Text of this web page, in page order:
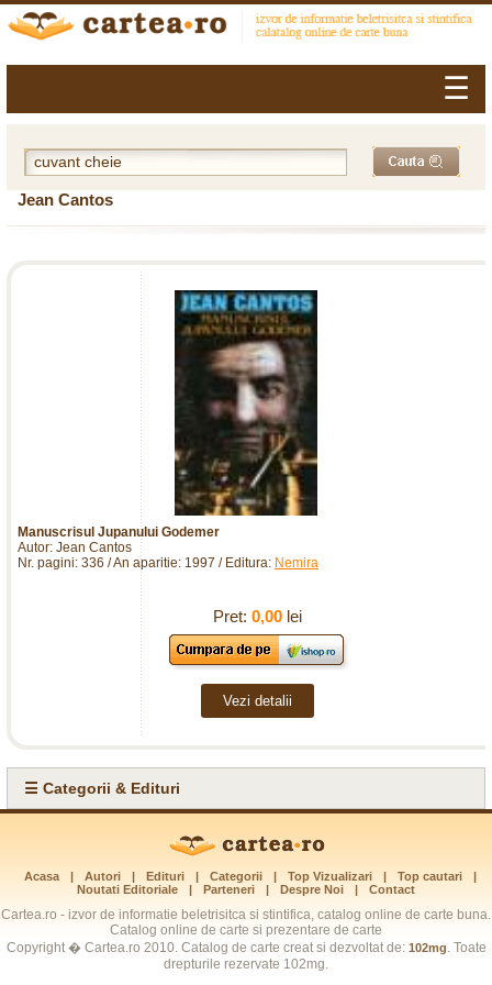
☰
Jean Cantos
Manuscrisul Jupanului Godemer
Autor: Jean Cantos
Nr. pagini: 336 / An aparitie: 1997 / Editura: Nemira
Pret: 0,00lei
Vezi detalii
☰ Categorii & Edituri
Acasa Autori Edituri Categorii Top Vizualizari Top cautari
Noutati Editoriale
Parteneri Despre Noi Contact
Cartea.ro - izvor de informatie beletrisitca si stintifica, catalog online de carte buna.
Catalog online de carte si prezentare de carte
Copyright � Cartea.ro 2010. Catalog de carte creat si dezvoltat de: 102mg. Toate
drepturile rezervate 102mg.